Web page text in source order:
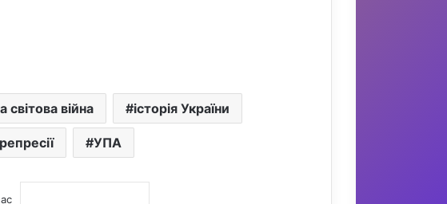
світова війна історія України
УПА